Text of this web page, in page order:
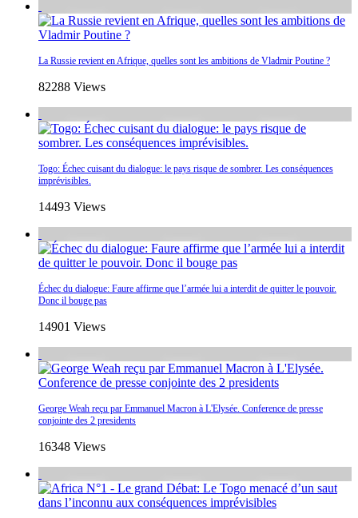
La Russie revient en Afrique, quelles sont les ambitions de Vladmir Poutine ?
82288 Views
Togo: Échec cuisant du dialogue: le pays risque de sombrer. Les conséquences
imprévisibles.
14493 Views
Échec du dialogue: Faure affirme que l’armée lui a interdit de quitter le pouvoir.
Donc il bouge pas
14901 Views
George Weah reçu par Emmanuel Macron à L'Elysée. Conference de presse
conjointe des 2 presidents
16348 Views